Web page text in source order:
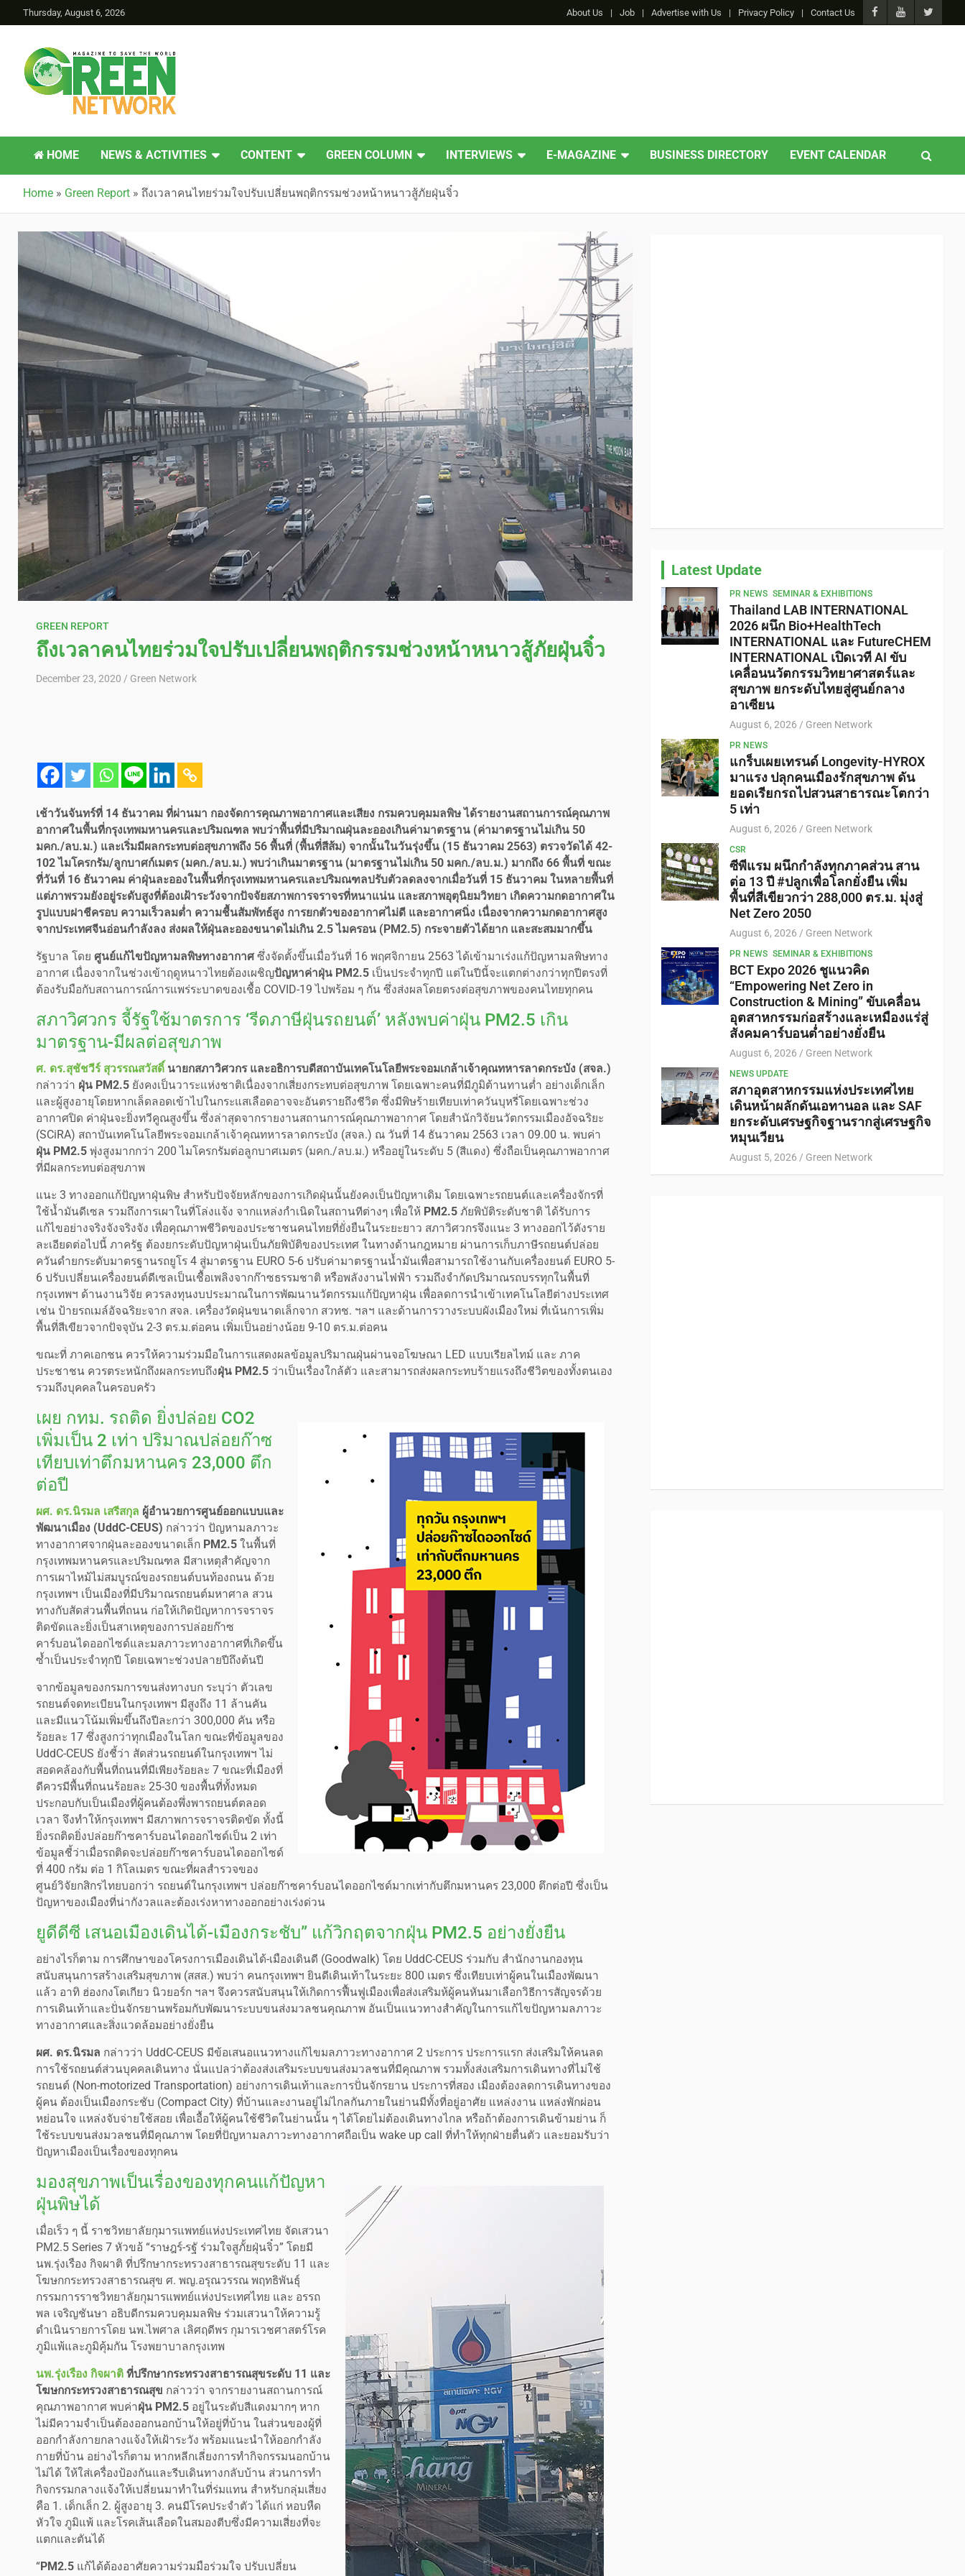
Thursday, August 6, 2026 About Us Job Advertise with Us Privacy Policy Contact Us
Green Network
HOME NEWS & ACTIVITIES CONTENT GREEN COLUMN INTERVIEWS E-MAGAZINE BUSINESS DIRECTORY EVENT CALENDAR
Home » Green Report » ถึงเวลาคนไทยร่วมใจปรับเปลี่ยนพฤติกรรมช่วงหน้าหนาวสู้ภัยฝุ่นจิ๋ว
GREEN REPORT
ถึงเวลาคนไทยร่วมใจปรับเปลี่ยนพฤติกรรมช่วงหน้าหนาวสู้ภัยฝุ่นจิ๋ว
December 23, 2020 Green Network
เช้าวันจันทร์ที่ 14 ธันวาคม ที่ผ่านมา กองจัดการคุณภาพอากาศและเสียง กรมควบคุมมลพิษ ได้รายงานสถานการณ์คุณภาพ
อากาศในพื้นที่กรุงเทพมหานครและปริมณฑล พบว่าพื้นที่มีปริมาณฝุ่นละอองเกินค่ามาตรฐาน (ค่ามาตรฐานไม่เกิน 50
มคก./ลบ.ม.) และเริ่มมีผลกระทบต่อสุขภาพถึง 56 พื้นที่ (พื้นที่สีส้ม) จากนั้นในวันรุ่งขึ้น (15 ธันวาคม 2563) ตรวจวัดได้ 42-
102 ไมโครกรัม/ลูกบาศก์เมตร (มคก./ลบ.ม.) พบว่าเกินมาตรฐาน (มาตรฐานไม่เกิน 50 มคก./ลบ.ม.) มากถึง 66 พื้นที่ ขณะ
ที่วันที่ 16 ธันวาคม ค่าฝุ่นละอองในพื้นที่กรุงเทพมหานครและปริมณฑลปรับตัวลดลงจากเมื่อวันที่ 15 ธันวาคม ในหลายพื้นที่
แต่ภาพรวมยังอยู่ระดับสูงที่ต้องเฝ้าระวังจากปัจจัยสภาพการจราจรที่หนาแน่น และสภาพอุตุนิยมวิทยา เกิดความกดอากาศใน
รูปแบบฝาชีครอบ ความเร็วลมต่ำ ความชื้นสัมพัทธ์สูง การยกตัวของอากาศไม่ดี และอากาศนิ่ง เนื่องจากความกดอากาศสูง
จากประเทศจีนอ่อนกำลังลง ส่งผลให้ฝุ่นละอองขนาดไม่เกิน 2.5 ไมครอน (PM2.5) กระจายตัวได้ยาก และสะสมมากขึ้น
รัฐบาล โดย ศูนย์แก้ไขปัญหามลพิษทางอากาศ ซึ่งจัดตั้งขึ้นเมื่อวันที่ 16 พฤศจิกายน 2563 ได้เข้ามาเร่งแก้ปัญหามลพิษทาง
อากาศ เนื่องจากในช่วงเข้าฤดูหนาวไทยต้องเผชิญปัญหาค่าฝุ่น PM2.5 เป็นประจำทุกปี แต่ในปีนี้จะแตกต่างกว่าทุกปีตรงที่
ต้องรับมือกับสถานการณ์การแพร่ระบาดของเชื้อ COVID-19 ไปพร้อม ๆ กัน ซึ่งส่งผลโดยตรงต่อสุขภาพของคนไทยทุกคน
สภาวิศวกร จี้รัฐใช้มาตรการ ‘รีดภาษีฝุ่นรถยนต์’ หลังพบค่าฝุ่น PM2.5 เกิน
มาตรฐาน-มีผลต่อสุขภาพ
ศ. ดร.สุชัชวีร์ สุวรรณสวัสดิ์ นายกสภาวิศวกร และอธิการบดีสถาบันเทคโนโลยีพระจอมเกล้าเจ้าคุณทหารลาดกระบัง (สจล.)
กล่าวว่า ฝุ่น PM2.5 ยังคงเป็นวาระแห่งชาติเนื่องจากเสี่ยงกระทบต่อสุขภาพ โดยเฉพาะคนที่มีภูมิต้านทานต่ำ อย่างเด็กเล็ก
และผู้สูงอายุโดยหากเล็ดลอดเข้าไปในกระแสเลือดอาจจะอันตรายถึงชีวิต ซึ่งมีพิษร้ายเทียบเท่าควันบุหรี่โดยเฉพาะช่วง
อากาศปิด ค่าฝุ่นจะยิ่งทวีคูณสูงขึ้น ซึ่งล่าสุดจากรายงานสถานการณ์คุณภาพอากาศ โดยสำนักวิจัยนวัตกรรมเมืองอัจฉริยะ
(SCiRA) สถาบันเทคโนโลยีพระจอมเกล้าเจ้าคุณทหารลาดกระบัง (สจล.) ณ วันที่ 14 ธันวาคม 2563 เวลา 09.00 น. พบค่า
ฝุ่น PM2.5 พุ่งสูงมากกว่า 200 ไมโครกรัมต่อลูกบาศเมตร (มคก./ลบ.ม.) หรืออยู่ในระดับ 5 (สีแดง) ซึ่งถือเป็นคุณภาพอากาศ
ที่มีผลกระทบต่อสุขภาพ
แนะ 3 ทางออกแก้ปัญหาฝุ่นพิษ สำหรับปัจจัยหลักของการเกิดฝุ่นนั้นยังคงเป็นปัญหาเดิม โดยเฉพาะรถยนต์และเครื่องจักรที่
ใช้น้ำมันดีเซล รวมถึงการเผาในที่โล่งแจ้ง จากแหล่งกำเนิดในสถานทีต่างๆ เพื่อให้ PM2.5 ภัยพิบัติระดับชาติ ได้รับการ
แก้ไขอย่างจริงจังจริงจัง เพื่อคุณภาพชีวิตของประชาชนคนไทยที่ยั่งยืนในระยะยาว สภาวิศวกรจึงแนะ 3 ทางออกไว้ดังราย
ละเอียดต่อไปนี้ ภาครัฐ ต้องยกระดับปัญหาฝุ่นเป็นภัยพิบัติของประเทศ ในทางด้านกฎหมาย ผ่านการเก็บภาษีรถยนต์ปล่อย
ควันดำยกระดับมาตรฐานรถยูโร 4 สู่มาตรฐาน EURO 5-6 ปรับค่ามาตรฐานน้ำมันเพื่อสามารถใช้งานกับเครื่องยนต์ EURO 5-
6 ปรับเปลี่ยนเครื่องยนต์ดีเซลเป็นเชื้อเพลิงจากก๊าซธรรมชาติ หรือพลังงานไฟฟ้า รวมถึงจำกัดปริมาณรถบรรทุกในพื้นที่
กรุงเทพฯ ด้านงานวิจัย ควรลงทุนงบประมาณในการพัฒนานวัตกรรมแก้ปัญหาฝุ่น เพื่อลดการนำเข้าเทคโนโลยีต่างประเทศ
เช่น ป้ายรถเมล์อัจฉริยะจาก สจล. เครื่องวัดฝุ่นขนาดเล็กจาก สวทช. ฯลฯ และด้านการวางระบบผังเมืองใหม่ ที่เน้นการเพิ่ม
พื้นที่สีเขียวจากปัจจุบัน 2-3 ตร.ม.ต่อคน เพิ่มเป็นอย่างน้อย 9-10 ตร.ม.ต่อคน
ขณะที่ ภาคเอกชน ควรให้ความร่วมมือในการแสดงผลข้อมูลปริมาณฝุ่นผ่านจอโฆษณา LED แบบเรียลไทม์ และ ภาค
ประชาชน ควรตระหนักถึงผลกระทบถึงฝุ่น PM2.5 ว่าเป็นเรื่องใกล้ตัว และสามารถส่งผลกระทบร้ายแรงถึงชีวิตของทั้งตนเอง
รวมถึงบุคคลในครอบครัว
เผย กทม. รถติด ยิ่งปล่อย CO2
เพิ่มเป็น 2 เท่า ปริมาณปล่อยก๊าซ
เทียบเท่าตึกมหานคร 23,000 ตึก
ต่อปี
ผศ. ดร.นิรมล เสรีสกุล ผู้อำนวยการศูนย์ออกแบบและ
พัฒนาเมือง (UddC-CEUS) กล่าวว่า ปัญหามลภาวะ
ทางอากาศจากฝุ่นละอองขนาดเล็ก PM2.5 ในพื้นที่
กรุงเทพมหานครและปริมณฑล มีสาเหตุสำคัญจาก
การเผาไหม้ไม่สมบูรณ์ของรถยนต์บนท้องถนน ด้วย
กรุงเทพฯ เป็นเมืองที่มีปริมาณรถยนต์มหาศาล สวน
ทางกับสัดส่วนพื้นที่ถนน ก่อให้เกิดปัญหาการจราจร
ติดขัดและยิ่งเป็นสาเหตุของการปล่อยก๊าซ
คาร์บอนไดออกไซด์และมลภาวะทางอากาศที่เกิดขึ้น
ซ้ำเป็นประจำทุกปี โดยเฉพาะช่วงปลายปีถึงต้นปี
จากข้อมูลของกรมการขนส่งทางบก ระบุว่า ตัวเลข
รถยนต์จดทะเบียนในกรุงเทพฯ มีสูงถึง 11 ล้านคัน
และมีแนวโน้มเพิ่มขึ้นถึงปีละกว่า 300,000 คัน หรือ
ร้อยละ 17 ซึ่งสูงกว่าทุกเมืองในโลก ขณะที่ข้อมูลของ
UddC-CEUS ยังชี้ว่า สัดส่วนรถยนต์ในกรุงเทพฯ ไม่
สอดคล้องกับพื้นที่ถนนที่มีเพียงร้อยละ 7 ขณะที่เมืองที่
ดีควรมีพื้นที่ถนนร้อยละ 25-30 ของพื้นที่ทั้งหมด
ประกอบกับเป็นเมืองที่ผู้คนต้องพึ่งพารถยนต์ตลอด
เวลา จึงทำให้กรุงเทพฯ มีสภาพการจราจรติดขัด ทั้งนี้
ยิ่งรถติดยิ่งปล่อยก๊าซคาร์บอนไดออกไซด์เป็น 2 เท่า
ข้อมูลชี้ว่าเมื่อรถติดจะปล่อยก๊าซคาร์บอนไดออกไซด์
ที่ 400 กรัม ต่อ 1 กิโลเมตร ขณะที่ผลสำรวจของ
ศูนย์วิจัยกสิกรไทยบอกว่า รถยนต์ในกรุงเทพฯ ปล่อยก๊าซคาร์บอนไดออกไซด์มากเท่ากับตึกมหานคร 23,000 ตึกต่อปี ซึ่งเป็น
ปัญหาของเมืองที่น่ากังวลและต้องเร่งหาทางออกอย่างเร่งด่วน
ยูดีดีซี เสนอเมืองเดินได้-เมืองกระชับ” แก้วิกฤตจากฝุ่น PM2.5 อย่างยั่งยืน
อย่างไรก็ตาม การศึกษาของโครงการเมืองเดินได้-เมืองเดินดี (Goodwalk) โดย UddC-CEUS ร่วมกับ สำนักงานกองทุน
สนับสนุนการสร้างเสริมสุขภาพ (สสส.) พบว่า คนกรุงเทพฯ ยินดีเดินเท้าในระยะ 800 เมตร ซึ่งเทียบเท่าผู้คนในเมืองพัฒนา
แล้ว อาทิ ฮ่องกงโตเกียว นิวยอร์ก ฯลฯ จึงควรสนับสนุนให้เกิดการฟื้นฟูเมืองเพื่อส่งเสริมห้ผู้คนหันมาเลือกวิธีการสัญจรด้วย
การเดินเท้าและปั่นจักรยานพร้อมกับพัฒนาระบบขนส่งมวลชนคุณภาพ อันเป็นแนวทางสำคัญในการแก้ไขปัญหามลภาวะ
ทางอากาศและสิ่งแวดล้อมอย่างยั่งยืน
ผศ. ดร.นิรมล กล่าวว่า UddC-CEUS มีข้อเสนอแนวทางแก้ไขมลภาวะทางอากาศ 2 ประการ ประการแรก ส่งเสริมให้คนลด
การใช้รถยนต์ส่วนบุคคลเดินทาง นั่นแปลว่าต้องส่งเสริมระบบขนส่งมวลชนที่มีคุณภาพ รวมทั้งส่งเสริมการเดินทางที่ไม่ใช้
รถยนต์ (Non-motorized Transportation) อย่างการเดินเท้าและการปั่นจักรยาน ประการที่สอง เมืองต้องลดการเดินทางของ
ผู้คน ต้องเป็นเมืองกระชับ (Compact City) ที่บ้านและงานอยู่ไม่ไกลกันภายในย่านมีทั้งที่อยู่อาศัย แหล่งงาน แหล่งพักผ่อน
หย่อนใจ แหล่งจับจ่ายใช้สอย เพื่อเอื้อให้ผู้คนใช้ชีวิตในย่านนั้น ๆ ได้โดยไม่ต้องเดินทางไกล หรือถ้าต้องการเดินข้ามย่าน ก็
ใช้ระบบขนส่งมวลชนที่มีคุณภาพ โดยที่ปัญหามลภาวะทางอากาศถือเป็น wake up call ที่ทำให้ทุกฝ่ายตื่นตัว และยอมรับว่า
ปัญหาเมืองเป็นเรื่องของทุกคน
มองสุขภาพเป็นเรื่องของทุกคนแก้ปัญหา
ฝุ่นพิษได้
เมื่อเร็ว ๆ นี้ ราชวิทยาลัยกุมารแพทย์แห่งประเทศไทย จัดเสวนา
PM2.5 Series 7 หัวขอ้ “ราษฎร์-รฐั ร่วมใจสูภั้ยฝุ่นจิ๋ว” โดยมี
นพ.รุ่งเรือง กิจผาติ ที่ปรึกษากระทรวงสาธารณสุขระดับ 11 และ
โฆษกกระทรวงสาธารณสุข ศ. พญ.อรุณวรรณ พฤทธิพันธุ์
กรรมการราชวิทยาลัยกุมารแพทย์แห่งประเทศไทย และ อรรถ
พล เจริญชันษา อธิบดีกรมควบคุมมลพิษ ร่วมเสวนาให้ความรู้
ดำเนินรายการโดย นพ.ไพศาล เลิศฤดีพร กุมารเวชศาสตร์โรค
ภูมิแพ้และภูมิคุ้มกัน โรงพยาบาลกรุงเทพ
นพ.รุ่งเรือง กิจผาติ ที่ปรึกษากระทรวงสาธารณสุขระดับ 11 และ
โฆษกกระทรวงสาธารณสุข กล่าวว่า จากรายงานสถานการณ์
คุณภาพอากาศ พบค่าฝุ่น PM2.5 อยู่ในระดับสีแดงมากๆ หาก
ไม่มีความจำเป็นต้องออกนอกบ้านให้อยู่ที่บ้าน ในส่วนของผู้ที่
ออกกำลังกายกลางแจ้งให้เฝ้าระวัง พร้อมแนะนำให้ออกกำลัง
กายที่บ้าน อย่างไรก็ตาม หากหลีกเลี่ยงการทำกิจกรรมนอกบ้าน
ไม่ได้ ให้ใส่เครื่องป้องกันและรีบเดินทางกลับบ้าน ส่วนการทำ
กิจกรรมกลางแจ้งให้เปลี่ยนมาทำในที่ร่มแทน สำหรับกลุ่มเสี่ยง
คือ 1. เด็กเล็ก 2. ผู้สูงอายุ 3. คนมีโรคประจำตัว ได้แก่ หอบหืด
หัวใจ ภูมิแพ้ และโรคเส้นเลือดในสมองตีบซึ่งมีความเสี่ยงที่จะ
แตกและตันได้
“PM2.5 แก้ได้ต้องอาศัยความร่วมมือร่วมใจ ปรับเปลี่ยน
Latest Update
PR NEWS SEMINAR & EXHIBITIONS
Thailand LAB INTERNATIONAL
2026 ผนึก Bio+HealthTech
INTERNATIONAL และ FutureCHEM
INTERNATIONAL เปิดเวที AI ขับ
เคลื่อนนวัตกรรมวิทยาศาสตร์และ
สุขภาพ ยกระดับไทยสู่ศูนย์กลาง
อาเซียน
August 6, 2026 Green Network
PR NEWS
แกร็บเผยเทรนด์ Longevity-HYROX
มาแรง ปลุกคนเมืองรักสุขภาพ ดัน
ยอดเรียกรถไปสวนสาธารณะโตกว่า
5 เท่า
August 6, 2026 Green Network
CSR
ซีพีแรม ผนึกกำลังทุกภาคส่วน สาน
ต่อ 13 ปี #ปลูกเพื่อโลกยั่งยืน เพิ่ม
พื้นที่สีเขียวกว่า 288,000 ตร.ม. มุ่งสู่
Net Zero 2050
August 6, 2026 Green Network
PR NEWS SEMINAR & EXHIBITIONS
BCT Expo 2026 ชูแนวคิด
“Empowering Net Zero in
Construction & Mining” ขับเคลื่อน
อุตสาหกรรมก่อสร้างและเหมืองแร่สู่
สังคมคาร์บอนต่ำอย่างยั่งยืน
August 6, 2026 Green Network
NEWS UPDATE
สภาอุตสาหกรรมแห่งประเทศไทย
เดินหน้าผลักดันเอทานอล และ SAF
ยกระดับเศรษฐกิจฐานรากสู่เศรษฐกิจ
หมุนเวียน
August 5, 2026 Green Network